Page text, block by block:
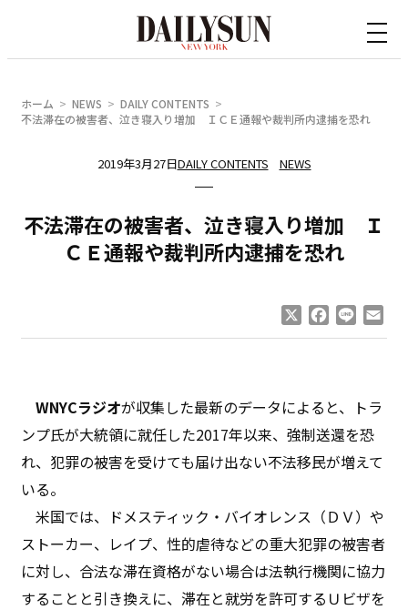
ホーム NEWS
DAILY CONTENTS
不法滞在の被害者、泣き寝入り増加 ＩＣＥ通報や裁判所内逮捕を恐れ
2019年3月27日DAILY CONTENTS NEWS
不法滞在の被害者、泣き寝入り増加 Ｉ
ＣＥ通報や裁判所内逮捕を恐れ
Facebook
Line
WNYCラジオが収集した最新のデータによると、トラ
ンプ氏が大統領に就任した2017年以来、強制送還を恐
れ、犯罪の被害を受けても届け出ない不法移民が増えて
いる。
米国では、ドメスティック・バイオレンス（ＤＶ）や
ストーカー、レイプ、性的虐待などの重大犯罪の被害者
に対し、合法な滞在資格がない場合は法執行機関に協力
することと引き換えに、滞在と就労を許可するＵビザを